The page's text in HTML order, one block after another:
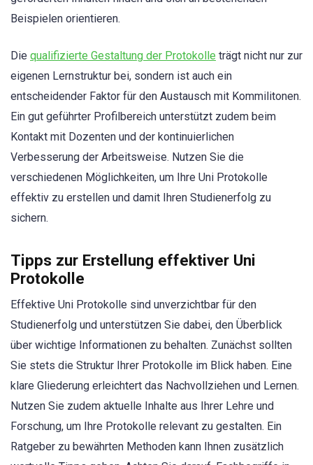
Beispielen orientieren.
Die qualifizierte Gestaltung der Protokolle trägt nicht nur zur
eigenen Lernstruktur bei, sondern ist auch ein
entscheidender Faktor für den Austausch mit Kommilitonen.
Ein gut geführter Profilbereich unterstützt zudem beim
Kontakt mit Dozenten und der kontinuierlichen
Verbesserung der Arbeitsweise. Nutzen Sie die
verschiedenen Möglichkeiten, um Ihre Uni Protokolle
effektiv zu erstellen und damit Ihren Studienerfolg zu
sichern.
Tipps zur Erstellung effektiver Uni
Protokolle
Effektive Uni Protokolle sind unverzichtbar für den
Studienerfolg und unterstützen Sie dabei, den Überblick
über wichtige Informationen zu behalten. Zunächst sollten
Sie stets die Struktur Ihrer Protokolle im Blick haben. Eine
klare Gliederung erleichtert das Nachvollziehen und Lernen.
Nutzen Sie zudem aktuelle Inhalte aus Ihrer Lehre und
Forschung, um Ihre Protokolle relevant zu gestalten. Ein
Ratgeber zu bewährten Methoden kann Ihnen zusätzlich